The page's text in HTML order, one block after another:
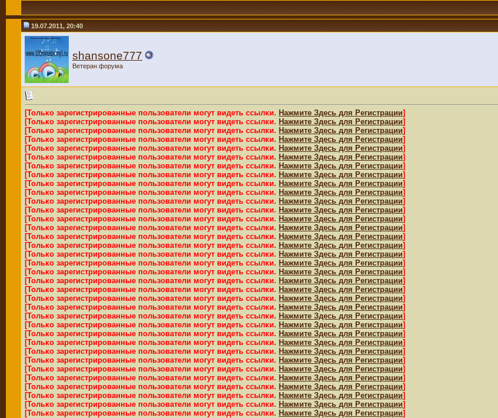
19.07.2011, 20:40
shansone777
Ветеран форума
[Только зарегистрированные пользователи могут видеть ссылки. Нажмите Здесь для Регистрации]
[Только зарегистрированные пользователи могут видеть ссылки. Нажмите Здесь для Регистрации]
[Только зарегистрированные пользователи могут видеть ссылки. Нажмите Здесь для Регистрации]
[Только зарегистрированные пользователи могут видеть ссылки. Нажмите Здесь для Регистрации]
[Только зарегистрированные пользователи могут видеть ссылки. Нажмите Здесь для Регистрации]
[Только зарегистрированные пользователи могут видеть ссылки. Нажмите Здесь для Регистрации]
[Только зарегистрированные пользователи могут видеть ссылки. Нажмите Здесь для Регистрации]
[Только зарегистрированные пользователи могут видеть ссылки. Нажмите Здесь для Регистрации]
[Только зарегистрированные пользователи могут видеть ссылки. Нажмите Здесь для Регистрации]
[Только зарегистрированные пользователи могут видеть ссылки. Нажмите Здесь для Регистрации]
[Только зарегистрированные пользователи могут видеть ссылки. Нажмите Здесь для Регистрации]
[Только зарегистрированные пользователи могут видеть ссылки. Нажмите Здесь для Регистрации]
[Только зарегистрированные пользователи могут видеть ссылки. Нажмите Здесь для Регистрации]
[Только зарегистрированные пользователи могут видеть ссылки. Нажмите Здесь для Регистрации]
[Только зарегистрированные пользователи могут видеть ссылки. Нажмите Здесь для Регистрации]
[Только зарегистрированные пользователи могут видеть ссылки. Нажмите Здесь для Регистрации]
[Только зарегистрированные пользователи могут видеть ссылки. Нажмите Здесь для Регистрации]
[Только зарегистрированные пользователи могут видеть ссылки. Нажмите Здесь для Регистрации]
[Только зарегистрированные пользователи могут видеть ссылки. Нажмите Здесь для Регистрации]
[Только зарегистрированные пользователи могут видеть ссылки. Нажмите Здесь для Регистрации]
[Только зарегистрированные пользователи могут видеть ссылки. Нажмите Здесь для Регистрации]
[Только зарегистрированные пользователи могут видеть ссылки. Нажмите Здесь для Регистрации]
[Только зарегистрированные пользователи могут видеть ссылки. Нажмите Здесь для Регистрации]
[Только зарегистрированные пользователи могут видеть ссылки. Нажмите Здесь для Регистрации]
[Только зарегистрированные пользователи могут видеть ссылки. Нажмите Здесь для Регистрации]
[Только зарегистрированные пользователи могут видеть ссылки. Нажмите Здесь для Регистрации]
[Только зарегистрированные пользователи могут видеть ссылки. Нажмите Здесь для Регистрации]
[Только зарегистрированные пользователи могут видеть ссылки. Нажмите Здесь для Регистрации]
[Только зарегистрированные пользователи могут видеть ссылки. Нажмите Здесь для Регистрации]
[Только зарегистрированные пользователи могут видеть ссылки. Нажмите Здесь для Регистрации]
[Только зарегистрированные пользователи могут видеть ссылки. Нажмите Здесь для Регистрации]
[Только зарегистрированные пользователи могут видеть ссылки. Нажмите Здесь для Регистрации]
[Только зарегистрированные пользователи могут видеть ссылки. Нажмите Здесь для Регистрации]
[Только зарегистрированные пользователи могут видеть ссылки. Нажмите Здесь для Регистрации]
[Только зарегистрированные пользователи могут видеть ссылки. Нажмите Здесь для Регистрации]